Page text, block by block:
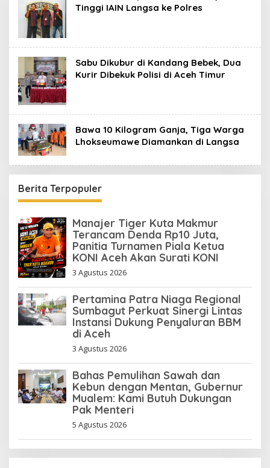
Tinggi IAIN Langsa ke Polres
Sabu Dikubur di Kandang Bebek, Dua
Kurir Dibekuk Polisi di Aceh Timur
Bawa 10 Kilogram Ganja, Tiga Warga
Lhokseumawe Diamankan di Langsa
Berita Terpopuler
Manajer Tiger Kuta Makmur
Terancam Denda Rp10 Juta,
Panitia Turnamen Piala Ketua
KONI Aceh Akan Surati KONI
3 Agustus 2026
Pertamina Patra Niaga Regional
Sumbagut Perkuat Sinergi Lintas
Instansi Dukung Penyaluran BBM
di Aceh
3 Agustus 2026
Bahas Pemulihan Sawah dan
Kebun dengan Mentan, Gubernur
Mualem: Kami Butuh Dukungan
Pak Menteri
5 Agustus 2026